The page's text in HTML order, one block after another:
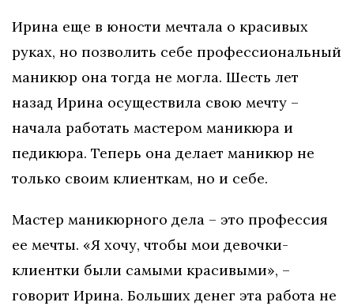
Ирина еще в юности мечтала о красивых
руках, но позволить себе профессиональный
маникюр она тогда не могла. Шесть лет
назад Ирина осуществила свою мечту –
начала работать мастером маникюра и
педикюра. Теперь она делает маникюр не
только своим клиенткам, но и себе.
Мастер маникюрного дела – это профессия
ее мечты. «Я хочу, чтобы мои девочки-
клиентки были самыми красивыми», –
говорит Ирина. Больших денег эта работа не